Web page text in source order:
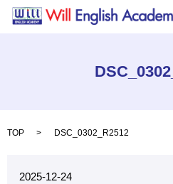
TOP DSC_0302_R2512
2025-12-24